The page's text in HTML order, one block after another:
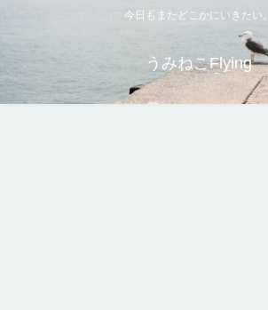
今日もまたどこかにいきたい。
うみねこFlying